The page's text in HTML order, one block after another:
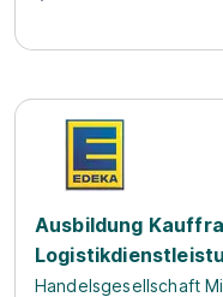
Ausbildung
Handelsgesellschaft